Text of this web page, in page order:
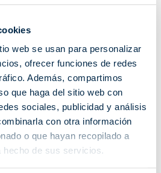
web se usan para personalizar
ofrecer funciones de redes
Además, compartimos
que haga del sitio web con
sociales, publicidad y análisis
con otra información
o que hayan recopilado a
hecho de sus servicios.
aceptar las cookies de marketing.
DE COOKIES